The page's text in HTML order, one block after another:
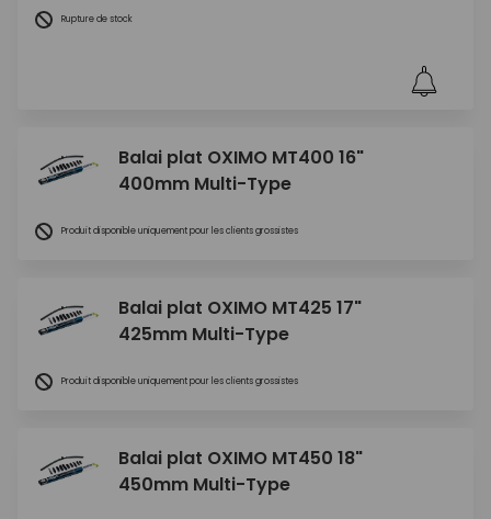
Rupture de stock
Balai plat OXIMO MT400 16"
400mm Multi-Type
Produit disponible uniquement pour les clients grossistes
Balai plat OXIMO MT425 17"
425mm Multi-Type
Produit disponible uniquement pour les clients grossistes
Balai plat OXIMO MT450 18"
450mm Multi-Type